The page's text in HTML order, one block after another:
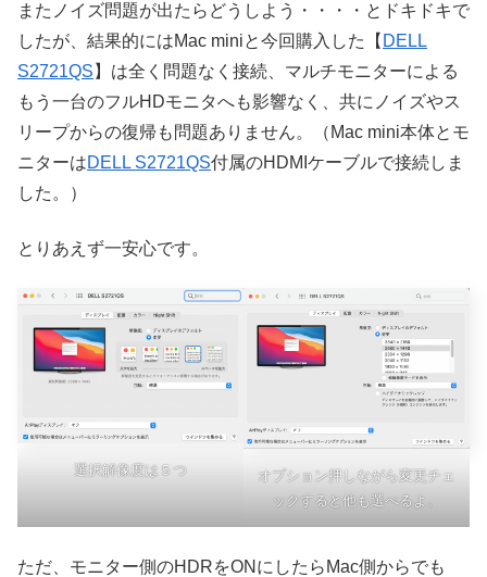
またノイズ問題が出たらどうしよう・・・・とドキドキで
したが、結果的にはMac miniと今回購入した【 DELL
S2721QS 】は全く問題なく接続、マルチモニターによる
もう一台のフルHDモニタへも影響なく、共にノイズやス
リープからの復帰も問題ありません。（Mac mini本体とモ
ニターはDELL S2721QS付属のHDMIケーブルで接続しま
した。）
とりあえず一安心です。
選択解像度は５つ
オプション押しながら変更チェ
ックすると他も選べるよ。
ただ、モニター側のHDRをONにしたらMac側からでも